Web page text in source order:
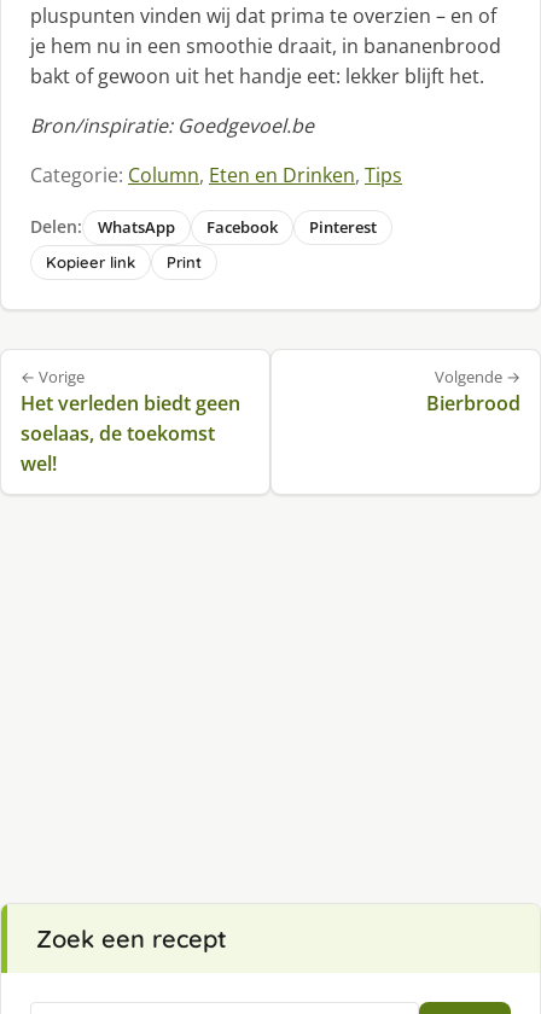
pluspunten vinden wij dat prima te overzien – en of
je hem nu in een smoothie draait, in bananenbrood
bakt of gewoon uit het handje eet: lekker blijft het.
Bron/inspiratie: Goedgevoel.be
Categorie: Column, Eten en Drinken, Tips
Delen: WhatsApp Facebook Pinterest
Kopieer link Print
Bericht
navigatie
← Vorige
Het verleden biedt geen
soelaas, de toekomst
wel!
Volgende →
Bierbrood
Zoek een recept